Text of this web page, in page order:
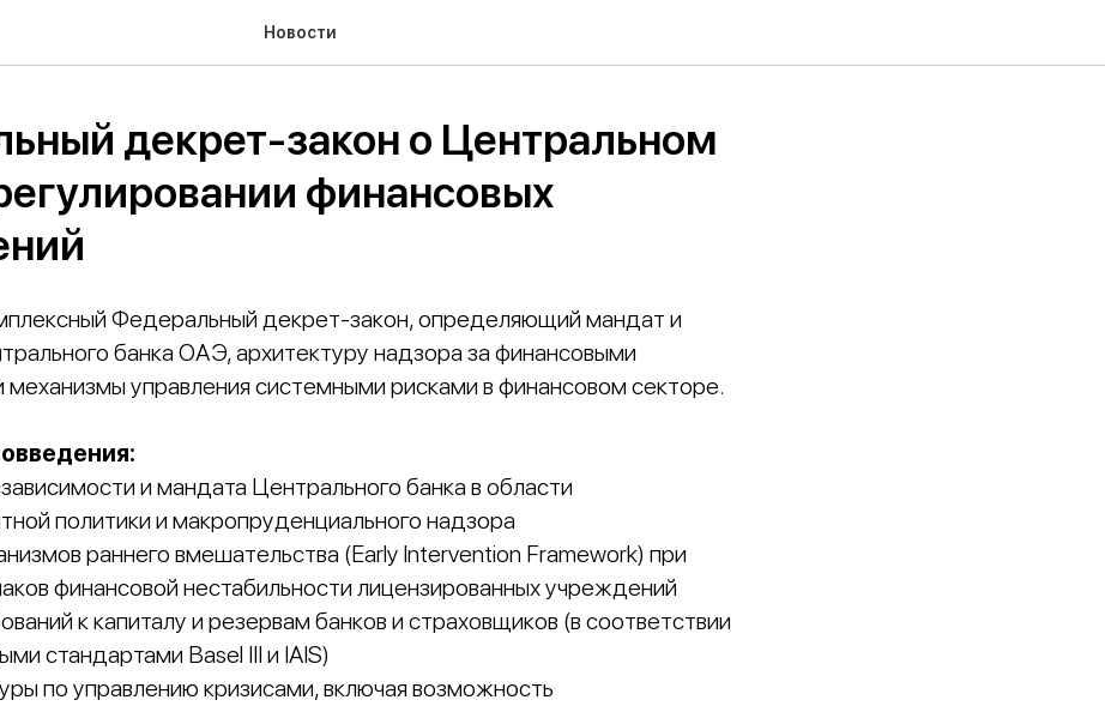
Новости
декрет‑закон о Центральном
финансовых
Федеральный декрет‑закон, определяющий мандат и
банка ОАЭ, архитектуру надзора за финансовыми
управления системными рисками в финансовом секторе.
и мандата Центрального банка в области
политики и макропруденциального надзора
раннего вмешательства (Early Intervention Framework) при
финансовой нестабильности лицензированных учреждений
к капиталу и резервам банков и страховщиков (в соответствии
стандартами Basel III и IAIS)
по управлению кризисами, включая возможность